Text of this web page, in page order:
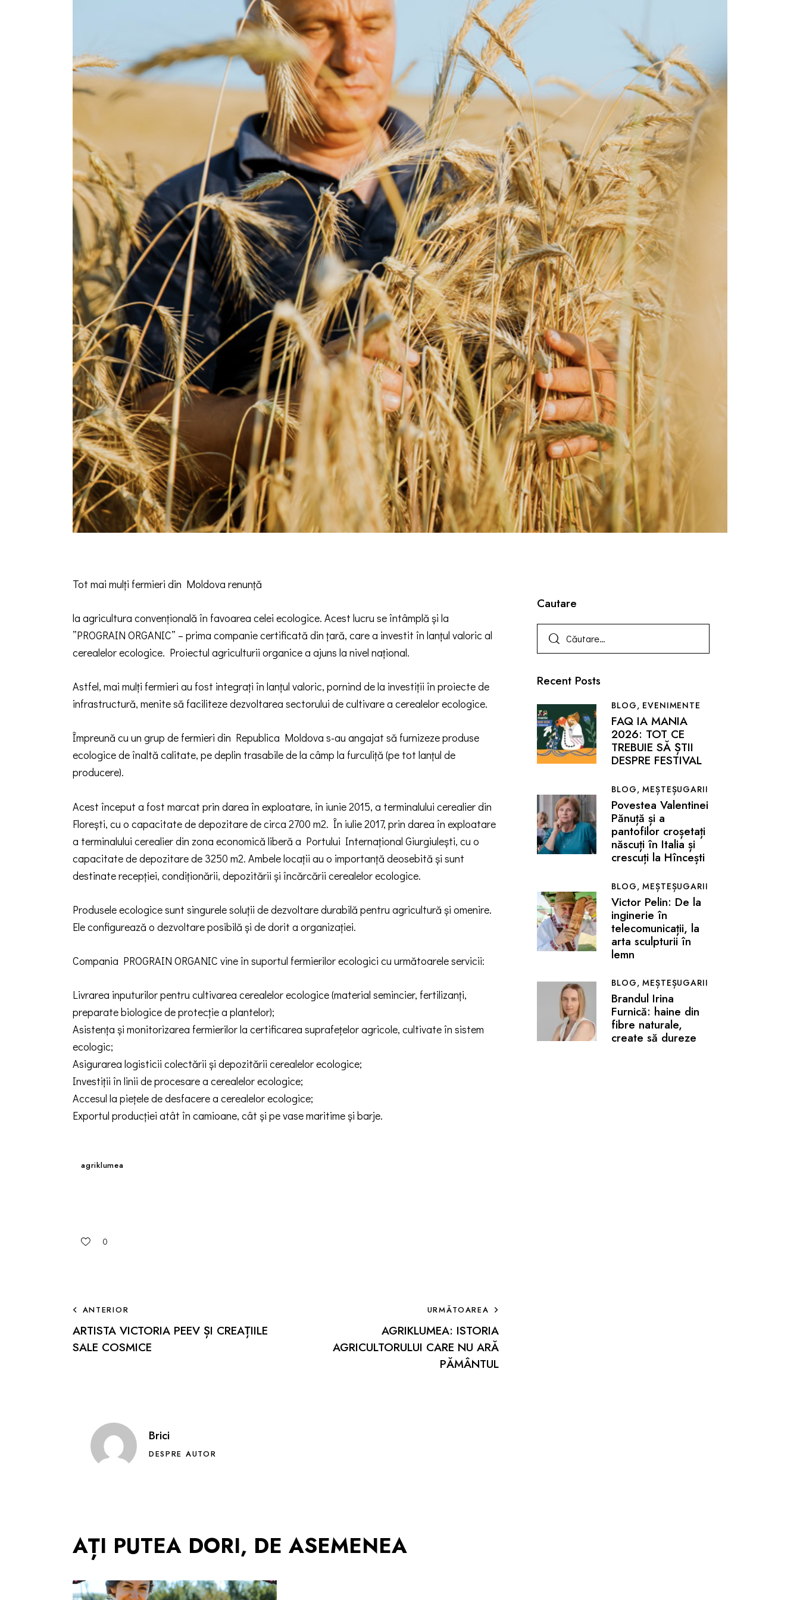
Tot mai mulți fermieri din Moldova renunță
la agricultura convențională în favoarea celei ecologice. Acest lucru se întâmplă și la
”PROGRAIN ORGANIC” – prima companie certificată din țară, care a investit în lanțul valoric al
cerealelor ecologice. Proiectul agriculturii organice a ajuns la nivel național.
Astfel, mai mulți fermieri au fost integrați în lanțul valoric, pornind de la investiții în proiecte de
infrastructură, menite să faciliteze dezvoltarea sectorului de cultivare a cerealelor ecologice.
Împreună cu un grup de fermieri din Republica Moldova s-au angajat să furnizeze produse
ecologice de înaltă calitate, pe deplin trasabile de la câmp la furculiță (pe tot lanțul de
producere).
Acest început a fost marcat prin darea în exploatare, în iunie 2015, a terminalului cerealier din
Florești, cu o capacitate de depozitare de circa 2700 m2. În iulie 2017, prin darea în exploatare
a terminalului cerealier din zona economică liberă a Portului Internațional Giurgiulești, cu o
capacitate de depozitare de 3250 m2. Ambele locații au o importanță deosebită și sunt
destinate recepției, condiționării, depozitării și încărcării cerealelor ecologice.
Produsele ecologice sunt singurele soluții de dezvoltare durabilă pentru agricultură și omenire.
Ele configurează o dezvoltare posibilă și de dorit a organizației.
Compania PROGRAIN ORGANIC vine în suportul fermierilor ecologici cu următoarele servicii:
Livrarea inputurilor pentru cultivarea cerealelor ecologice (material semincier, fertilizanți,
preparate biologice de protecție a plantelor);
Asistența și monitorizarea fermierilor la certificarea suprafețelor agricole, cultivate în sistem
ecologic;
Asigurarea logisticii colectării și depozitării cerealelor ecologice;
Investiții în linii de procesare a cerealelor ecologice;
Accesul la piețele de desfacere a cerealelor ecologice;
Exportul producției atât în camioane, cât și pe vase maritime și barje.
agriklumea
0
ANTERIOR
ARTISTA VICTORIA PEEV ȘI CREAȚIILE
SALE COSMICE
URMĂTOAREA
AGRIKLUMEA: ISTORIA
AGRICULTORULUI CARE NU ARĂ
PĂMÂNTUL
Brici
DESPRE AUTOR
AȚI PUTEA DORI, DE ASEMENEA
Cautare
Recent Posts
BLOG, EVENIMENTE
FAQ IA MANIA
2026: TOT CE
TREBUIE SĂ ȘTII
DESPRE FESTIVAL
BLOG,MEȘTEȘUGARII
Povestea Valentinei
Pănuță și a
pantofilor croșetați
născuți în Italia și
crescuți la Hîncești
BLOG,MEȘTEȘUGARII
Victor Pelin: De la
inginerie în
telecomunicații, la
arta sculpturii în
lemn
BLOG,MEȘTEȘUGARII
Brandul Irina
Furnică: haine din
fibre naturale,
create să dureze